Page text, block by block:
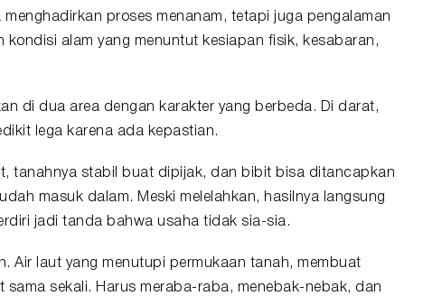
proses menanam, tetapi juga pengalaman
kondisi alam yang menuntut kesiapan fisik, kesabaran,
di dua area dengan karakter yang berbeda. Di darat,
lega karena ada kepastian.
tanahnya stabil buat dipijak, dan bibit bisa ditancapkan
masuk dalam. Meski melelahkan, hasilnya langsung
jadi tanda bahwa usaha tidak sia-sia.
Air laut yang menutupi permukaan tanah, membuat
sama sekali. Harus meraba-raba, menebak-nebak, dan